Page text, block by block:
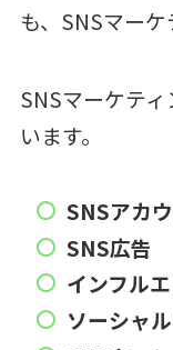
も、SNSマーケ
SNSマーケティ
います。
SNSアカ
SNS広告
インフル
ソーシャ